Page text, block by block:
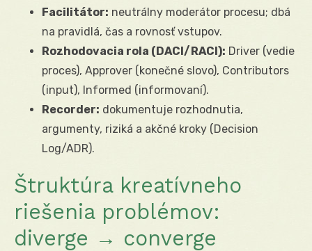
Facilitátor: neutrálny moderátor procesu; dbá
na pravidlá, čas a rovnosť vstupov.
Rozhodovacia rola (DACI/RACI): Driver (vedie
proces), Approver (konečné slovo), Contributors
(input), Informed (informovaní).
Recorder: dokumentuje rozhodnutia,
argumenty, riziká a akčné kroky (Decision
Log/ADR).
Štruktúra kreatívneho
riešenia problémov:
diverge → converge